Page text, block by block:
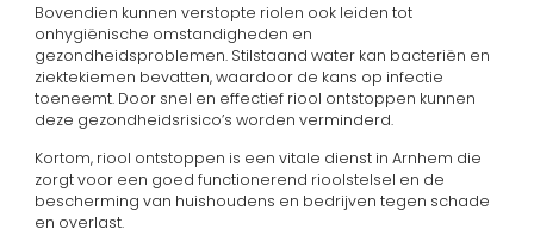
Bovendien kunnen verstopte riolen ook leiden tot
onhygiënische omstandigheden en
gezondheidsproblemen. Stilstaand water kan bacteriën en
ziektekiemen bevatten, waardoor de kans op infectie
toeneemt. Door snel en effectief riool ontstoppen kunnen
deze gezondheidsrisico’s worden verminderd.
Kortom, riool ontstoppen is een vitale dienst in Arnhem die
zorgt voor een goed functionerend rioolstelsel en de
bescherming van huishoudens en bedrijven tegen schade
en overlast.